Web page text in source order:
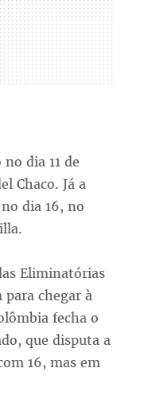
dia 11 de
Chaco. Já a
dia 16, no
Eliminatórias
para chegar à
fecha o
que disputa a
16, mas em